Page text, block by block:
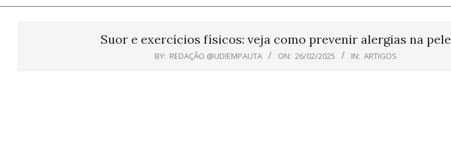
Suor e exercícios físicos: veja como prevenir alergias na pele
BY: REDAÇÃO @UDIEMPAUTA ON: 26/02/2025 IN: ARTIGOS